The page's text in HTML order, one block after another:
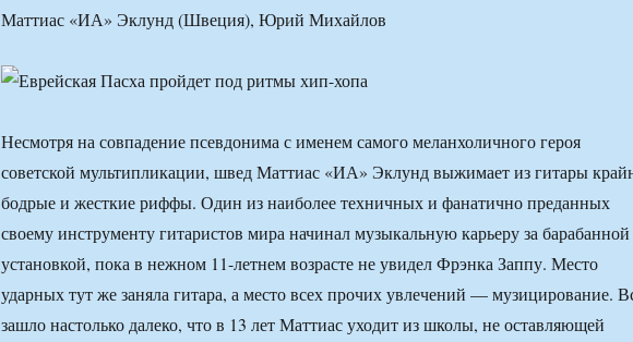
Маттиас «ИА» Эклунд (Швеция), Юрий Михайлов
Несмотря на совпадение псевдонима с именем самого меланхоличного героя
советской мультипликации, швед Маттиас «ИА» Эклунд выжимает из гитары
бодрые и жесткие риффы. Один из наиболее техничных и фанатично преданных
своему инструменту гитаристов мира начинал музыкальную карьеру за барабанной
установкой, пока в нежном 11-летнем возрасте не увидел Фрэнка Заппу. Место
ударных тут же заняла гитара, а место всех прочих увлечений — музицирование.
зашло настолько далеко, что в 13 лет Маттиас уходит из школы, не оставляющей